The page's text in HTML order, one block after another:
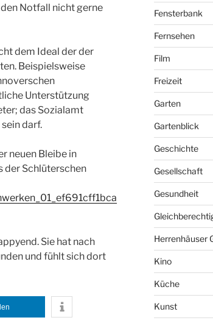
Notfall nicht gerne
dem Ideal der der
Beispielsweise
Unterstützung
das Sozialamt
darf.
neuen Bleibe in
der Schlüterschen
Sie hat nach
und fühlt sich dort
Fensterbank
Fernsehen
Film
Freizeit
Garten
Gartenblick
Geschichte
Gesellschaft
Gesundheit
Herrenhäuser
Kino
Küche
Kunst